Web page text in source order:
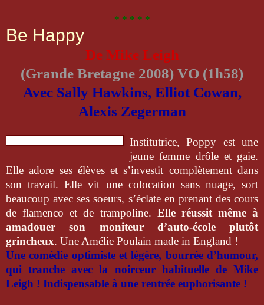
* * * * *
Be Happy
De Mike Leigh
(Grande Bretagne 2008) VO (1h58)
Avec Sally Hawkins, Elliot Cowan,
Alexis Zegerman
Institutrice, Poppy est une
jeune femme drôle et gaie.
Elleadore ses élèves et s’investit complètement dans
son travail.Elle vit une colocation sans nuage, sort
beaucoup avec sessoeurs, s’éclate en prenant des cours
de flamenco et de trampoline. Elle réussit même à
amadouer son moniteur d’auto-école plutôt
grincheux. Une Amélie Poulain made in England !
Une comédie optimiste et légère, bourrée d’humour,
qui tranche avec la noirceur habituelle de Mike
Leigh ! Indispensable à une rentrée euphorisante !